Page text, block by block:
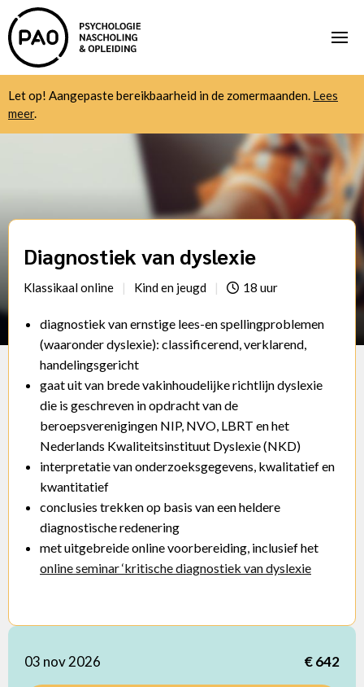
Let op! Aangepaste bereikbaarheid in de zomermaanden. Lees
meer.
Diagnostiek van dyslexie
Klassikaal online Kind en jeugd 18 uur
diagnostiek van ernstige lees-en spellingproblemen
(waaronder dyslexie): classificerend, verklarend,
handelingsgericht
gaat uit van brede vakinhoudelijke richtlijn dyslexie
die is geschreven in opdracht van de
beroepsverenigingen NIP, NVO, LBRT en het
Nederlands Kwaliteitsinstituut Dyslexie (NKD)
interpretatie van onderzoeksgegevens, kwalitatief en
kwantitatief
conclusies trekken op basis van een heldere
diagnostische redenering
met uitgebreide online voorbereiding, inclusief het
online seminar ‘kritische diagnostiek van dyslexie
03 nov 2026 € 642